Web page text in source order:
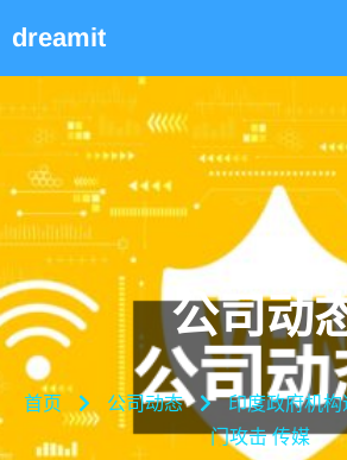
公司动
首页 公司动态
印度政府机
门攻击 传媒